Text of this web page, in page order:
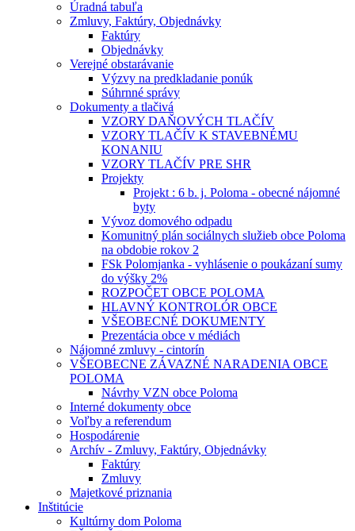
Úradná tabuľa
Zmluvy, Faktúry, Objednávky
Faktúry
Objednávky
Verejné obstarávanie
Výzvy na predkladanie ponúk
Súhrnné správy
Dokumenty a tlačivá
VZORY DAŇOVÝCH TLAČÍV
VZORY TLAČÍV K STAVEBNÉMU
KONANIU
VZORY TLAČÍV PRE SHR
Projekty
Projekt : 6 b. j. Poloma - obecné nájomné
byty
Vývoz domového odpadu
Komunitný plán sociálnych služieb obce Poloma
na obdobie rokov 2
FSk Polomjanka - vyhlásenie o poukázaní sumy
do výšky 2%
ROZPOČET OBCE POLOMA
HLAVNÝ KONTROLÓR OBCE
VŠEOBECNÉ DOKUMENTY
Prezentácia obce v médiách
Nájomné zmluvy - cintorín
VŠEOBECNE ZÁVAZNÉ NARADENIA OBCE
POLOMA
Návrhy VZN obce Poloma
Interné dokumenty obce
Voľby a referendum
Hospodárenie
Archív - Zmluvy, Faktúry, Objednávky
Faktúry
Zmluvy
Majetkové priznania
Inštitúcie
Kultúrny dom Poloma